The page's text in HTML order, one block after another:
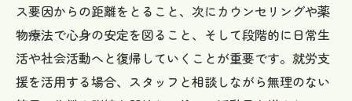
ス要因からの距離をとること、次にカウンセリングや薬
物療法で心身の安定を図ること、そして段階的に日常生
活や社会活動へと復帰していくことが重要です。就労支
援を活用する場合、スタッフと相談しながら無理のない